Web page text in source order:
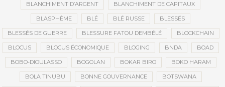
BLANCHIMENT D’ARGENT BLANCHIMENT DE CAPITAUX
BLASPHÈME BLÉ BLÉ RUSSE BLESSÉS
BLESSÉS DE GUERRE BLESSURE FATOU DEMBÉLÉ BLOCKCHAIN
BLOCUS BLOCUS ÉCONOMIQUE BLOGING BNDA BOAD
BOBO-DIOULASSO BOGOLAN BOKAR BIRO BOKO HARAM
BOLA TINUBU BONNE GOUVERNANCE BOTSWANA